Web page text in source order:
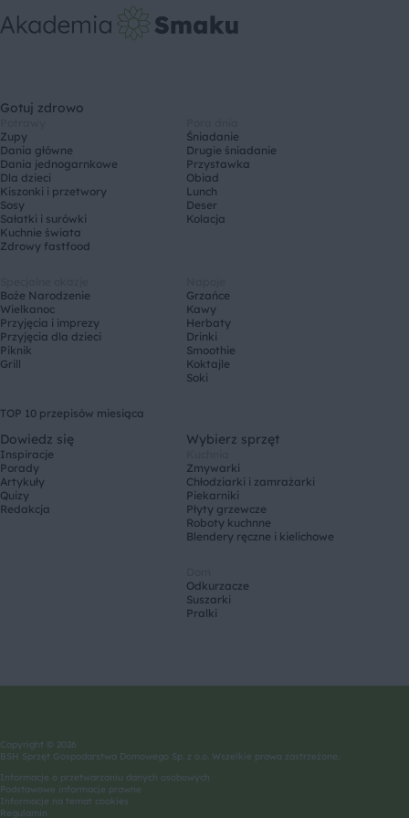
Gotuj zdrowo
Zupy
Dania główne
Dania jednogarnkowe
Dla dzieci
Kiszonki i przetwory
Sosy
Sałatki i surówki
Kuchnie świata
Zdrowy fastfood
Śniadanie
Drugie śniadanie
Przystawka
Obiad
Lunch
Deser
Kolacja
Boże Narodzenie
Wielkanoc
Przyjęcia i imprezy
Przyjęcia dla dzieci
Piknik
Grill
Grzańce
Kawy
Herbaty
Drinki
Smoothie
Koktajle
Soki
TOP 10 przepisów miesiąca
Dowiedz się
Inspiracje
Porady
Artykuły
Quizy
Redakcja
Wybierz sprzęt
Zmywarki
Chłodziarki i zamrażarki
Piekarniki
Płyty grzewcze
Roboty kuchnne
Blendery ręczne i kielichowe
Odkurzacze
Suszarki
Pralki
Copyright © 2026
BSH Sprzęt Gospodarstwa Domowego Sp. z o.o. Wszelkie prawa zastrzeżone.
Informacje o przetwarzaniu danych osobowych
Podstawowe informacje prawne
Informacje na temat cookies
Regulamin